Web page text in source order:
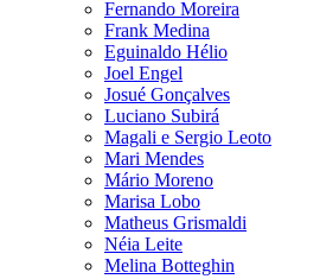
Fernando Moreira
Frank Medina
Eguinaldo Hélio
Joel Engel
Josué Gonçalves
Luciano Subirá
Magali e Sergio Leoto
Mari Mendes
Mário Moreno
Marisa Lobo
Matheus Grismaldi
Néia Leite
Melina Botteghin